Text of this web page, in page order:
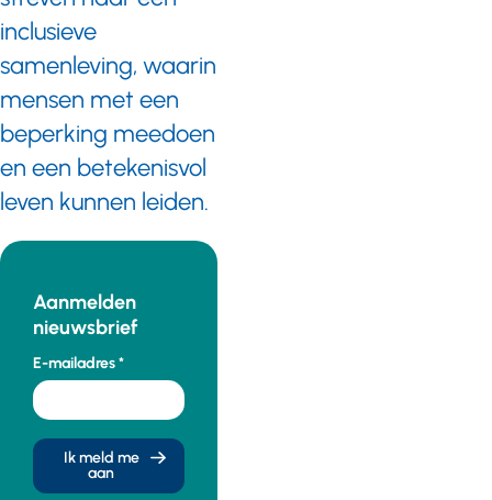
inclusieve
samenleving, waarin
mensen met een
beperking meedoen
en een betekenisvol
leven kunnen leiden.
Aanmelden
nieuwsbrief
E-mailadres
Ik meld me
aan